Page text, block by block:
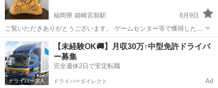
福岡県 箱崎宮前駅
8月9日
ご覧いただきありがとうございます。 ゲームセンター等で獲得したア
ミューズメント景品の整理のため、 ぬいぐるみを複数出品しておりま
す。 状態は比較的良好ですが、中古品である点をご理解いただける方
のみご検討ください。 【商品...
福岡 福岡市 箱崎宮前駅 おもちゃ コアラのマーチ
【未経験OK🚚】月収30万↑中型免許ドライバ
ー募集
完全週休2日で安定転職
ドライバーダイレクト Ad